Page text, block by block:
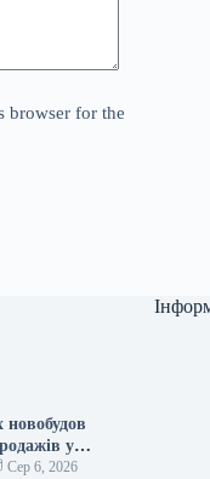
browser for the
у
Сер 6, 2026